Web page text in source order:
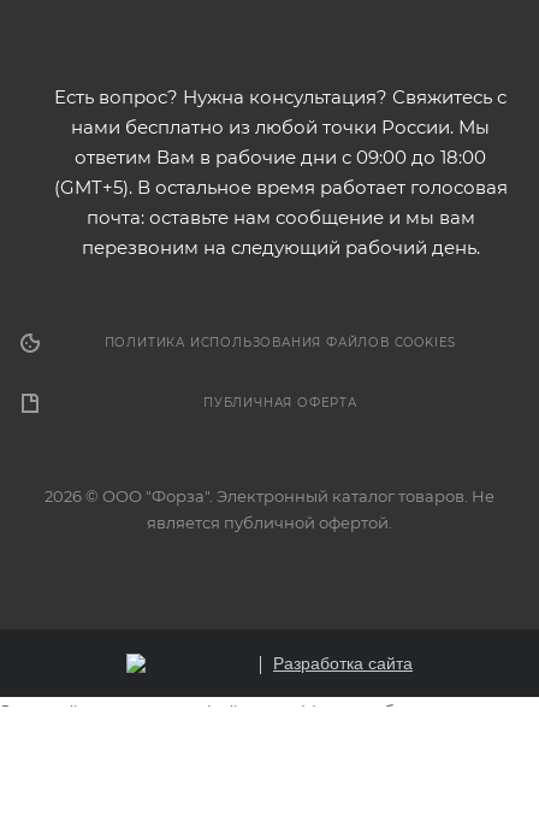
Есть вопрос? Нужна консультация? Свяжитесь с
нами бесплатно из любой точки России. Мы
ответим Вам в рабочие дни с 09:00 до 18:00
(GMT+5). В остальное время работает голосовая
почта: оставьте нам сообщение и мы вам
перезвоним на следующий рабочий день.
ПОЛИТИКА ИСПОЛЬЗОВАНИЯ ФАЙЛОВ COOKIES
ПУБЛИЧНАЯ ОФЕРТА
2026 © ООО "Форза". Электронный каталог товаров. Не
является публичной офертой.
Разработка сайта
Этот сайт использует файлы cookie для обеспечения